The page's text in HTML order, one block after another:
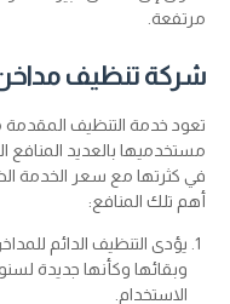
مرتفعة.
شركة تنظيف مداخن
تعود خدمة التنظيف
مستخدميها بالعديد المنافع
في كثرتها مع سعر الخدمة
أهم تلك المنافع:
يؤدى التنظيف الدائم
وبقائها وكأنها جديدة
الاستخدام.